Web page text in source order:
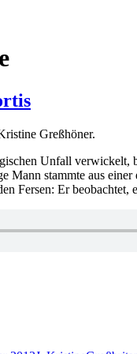
Greßhöner.
Unfall
Mann stammte aus
Fersen: Er